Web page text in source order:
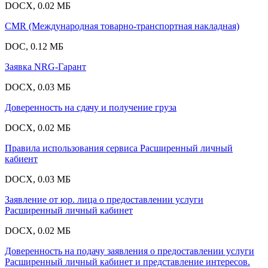
DOCX, 0.02 МБ
CMR (Международная товарно-транспортная накладная)
DOC, 0.12 МБ
Заявка NRG-Гарант
DOCX, 0.03 МБ
Доверенность на сдачу и получение груза
DOCX, 0.02 МБ
Правила использования сервиса Расширенный личный
кабиент
DOCX, 0.03 МБ
Заявление от юр. лица о предоставлении услуги
Расширенный личный кабинет
DOCX, 0.02 МБ
Доверенность на подачу заявления о предоставлении услуги
Расширенный личный кабинет и представление интересов.